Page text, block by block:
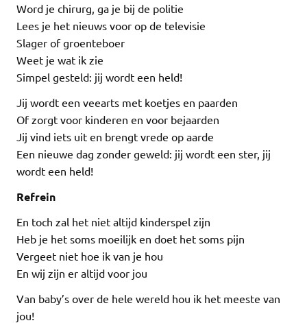
Word je chirurg, ga je bij de politie
Lees je het nieuws voor op de televisie
Slager of groenteboer
Weet je wat ik zie
Simpel gesteld: jij wordt een held!
Jij wordt een veearts met koetjes en paarden
Of zorgt voor kinderen en voor bejaarden
Jij vind iets uit en brengt vrede op aarde
Een nieuwe dag zonder geweld: jij wordt een ster, jij
wordt een held!
Refrein
En toch zal het niet altijd kinderspel zijn
Heb je het soms moeilijk en doet het soms pijn
Vergeet niet hoe ik van je hou
En wij zijn er altijd voor jou
Van baby’s over de hele wereld hou ik het meeste van
jou!